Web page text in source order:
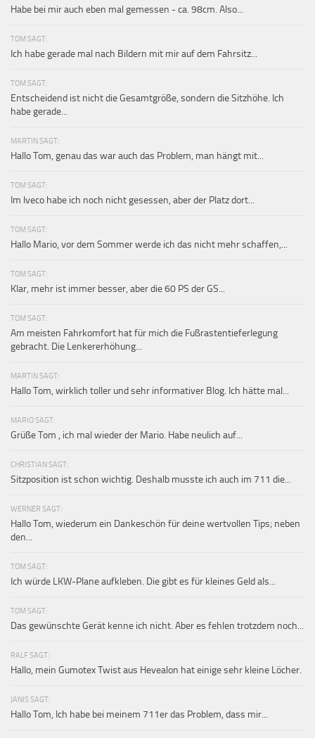
Habe bei mir auch eben mal gemessen - ca. 98cm. Also...
TOM SAGT:
Ich habe gerade mal nach Bildern mit mir auf dem Fahrsitz...
TOM SAGT:
Entscheidend ist nicht die Gesamtgröße, sondern die Sitzhöhe. Ich
habe gerade...
MARTIN SAGT:
Hallo Tom, genau das war auch das Problem, man hängt mit...
TOM SAGT:
Im Iveco habe ich noch nicht gesessen, aber der Platz dort...
TOM SAGT:
Hallo Mario, vor dem Sommer werde ich das nicht mehr schaffen,...
TOM SAGT:
Klar, mehr ist immer besser, aber die 60 PS der GS...
TOM SAGT:
Am meisten Fahrkomfort hat für mich die Fußrastentieferlegung
gebracht. Die Lenkererhöhung...
MARTIN SAGT:
Hallo Tom, wirklich toller und sehr informativer Blog. Ich hätte mal...
MARIO SAGT:
Grüße Tom , ich mal wieder der Mario. Habe neulich auf...
CHRISTIAN SAGT:
Sitzposition ist schon wichtig. Deshalb musste ich auch im 711 die...
WERNER SAGT:
Hallo Tom, wiederum ein Dankeschön für deine wertvollen Tips; neben
den...
TOM SAGT:
Ich würde LKW-Plane aufkleben. Die gibt es für kleines Geld als...
TOM SAGT:
Das gewünschte Gerät kenne ich nicht. Aber es fehlen trotzdem noch...
RALF SAGT:
Hallo, mein Gumotex Twist aus Hevealon hat einige sehr kleine Löcher.
JANIS SAGT:
Hallo Tom, Ich habe bei meinem 711er das Problem, dass mir...